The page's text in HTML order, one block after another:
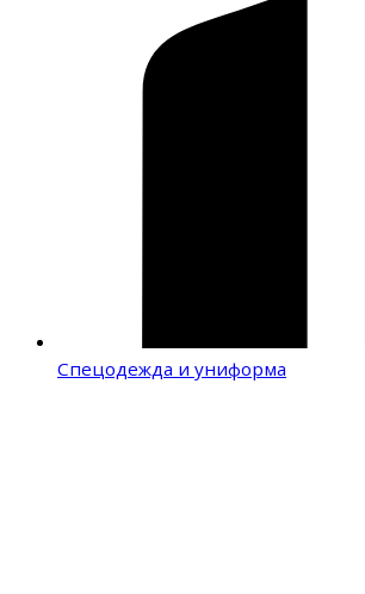
Спецодежда и униформа